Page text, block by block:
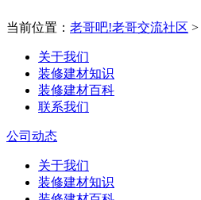
当前位置： 老哥吧!老哥交流社区 >
关于我们
装修建材知识
装修建材百科
联系我们
公司动态
关于我们
装修建材知识